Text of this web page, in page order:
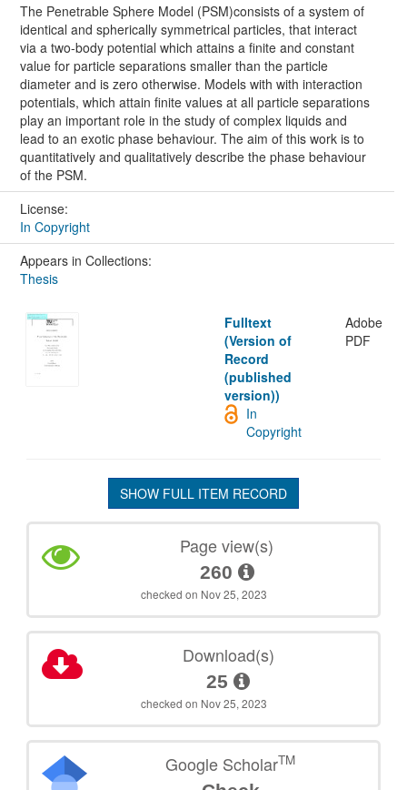
The Penetrable Sphere Model (PSM)consists of a system of
identical and spherically symmetrical particles, that interact
via a two-body potential which attains a finite and constant
value for particle separations smaller than the particle
diameter and is zero otherwise. Models with with interaction
potentials, which attain finite values at all particle separations
play an important role in the study of complex liquids and
lead to an exotic phase behaviour. The aim of this work is to
quantitatively and qualitatively describe the phase behaviour
of the PSM.
License:
In Copyright
Appears in Collections:
Thesis
Fulltext
(Version of
Record
(published
version))
Adobe
PDF
In
Copyright
SHOW FULL ITEM RECORD
Page view(s)
260
checked on Nov 25, 2023
Download(s)
25
checked on Nov 25, 2023
Google ScholarTM